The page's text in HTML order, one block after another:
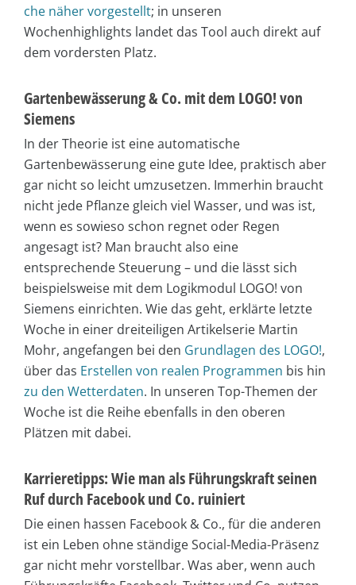
che näher vorgestellt; in unseren
Wochenhighlights landet das Tool auch direkt auf
dem vordersten Platz.
Gartenbewässerung & Co. mit dem LOGO! von
Siemens
In der Theorie ist eine automatische
Gartenbewässerung eine gute Idee, praktisch aber
gar nicht so leicht umzusetzen. Immerhin braucht
nicht jede Pflanze gleich viel Wasser, und was ist,
wenn es sowieso schon regnet oder Regen
angesagt ist? Man braucht also eine
entsprechende Steuerung – und die lässt sich
beispielsweise mit dem Logikmodul LOGO! von
Siemens einrichten. Wie das geht, erklärte letzte
Woche in einer dreiteiligen Artikelserie Martin
Mohr, angefangen bei den Grundlagen des LOGO!,
über das Erstellen von realen Programmen bis hin
zu den Wetterdaten. In unseren Top-Themen der
Woche ist die Reihe ebenfalls in den oberen
Plätzen mit dabei.
Karrieretipps: Wie man als Führungskraft seinen
Ruf durch Facebook und Co. ruiniert
Die einen hassen Facebook & Co., für die anderen
ist ein Leben ohne ständige Social-Media-Präsenz
gar nicht mehr vorstellbar. Was aber, wenn auch